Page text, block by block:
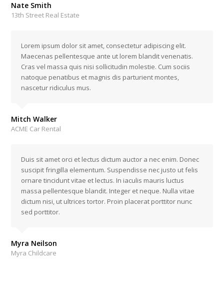
Nate Smith
13th Street Real Estate
Lorem ipsum dolor sit amet, consectetur adipiscing elit.
Maecenas pellentesque ante ut lorem blandit venenatis.
Cras vel massa quis nisi sollicitudin molestie. Cum sociis
natoque penatibus et magnis dis parturient montes,
nascetur ridiculus mus.
Mitch Walker
ACME Car Rental
Duis sit amet orci et lectus dictum auctor a nec enim. Donec
suscipit fringilla elementum. Suspendisse nec justo ut felis
ornare tincidunt vitae et lectus. In iaculis mauris luctus
massa pellentesque blandit. Integer et neque. Nulla vitae
dictum nisi, ut ultrices tortor. Proin placerat porttitor nunc
sed porttitor.
Myra Neilson
Myra Childcare